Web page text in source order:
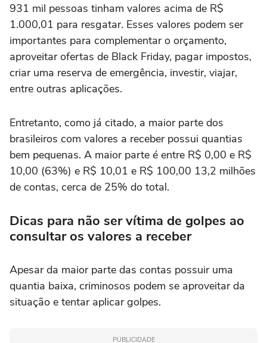
931 mil pessoas tinham valores acima de R$
1.000,01 para resgatar. Esses valores podem ser
importantes para complementar o orçamento,
aproveitar ofertas de Black Friday, pagar impostos,
criar uma reserva de emergência, investir, viajar,
entre outras aplicações.
Entretanto, como já citado, a maior parte dos
brasileiros com valores a receber possui quantias
bem pequenas. A maior parte é entre R$ 0,00 e R$
10,00 (63%) e R$ 10,01 e R$ 100,00 13,2 milhões
de contas, cerca de 25% do total.
Dicas para não ser vítima de golpes ao
consultar os valores a receber
Apesar da maior parte das contas possuir uma
quantia baixa, criminosos podem se aproveitar da
situação e tentar aplicar golpes.
PUBLICIDADE